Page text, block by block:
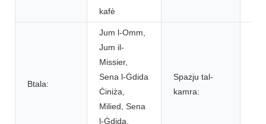
kafè
Btala:
Jum l-Omm,
Jum il-
Missier,
Sena l-Ġdida
Ċiniża,
Milied, Sena
l-Ġdida,
Spazju tal-
kamra: